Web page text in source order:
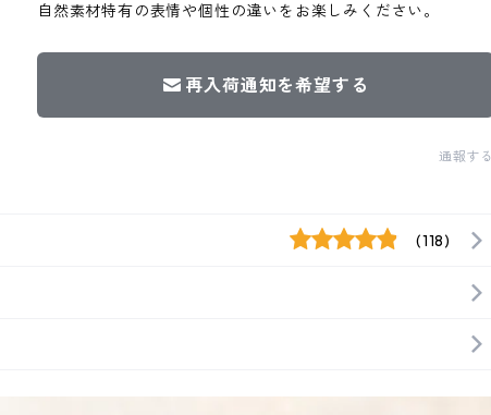
自然素材特有の表情や個性の違いをお楽しみください。
再入荷通知を希望する
通報する
(118)